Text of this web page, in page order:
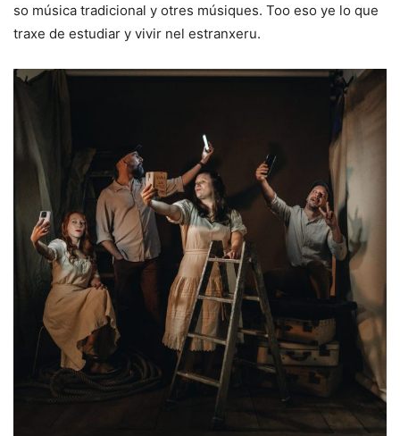
so música tradicional y otres músiques. Too eso ye lo que
traxe de estudiar y vivir nel estranxeru.